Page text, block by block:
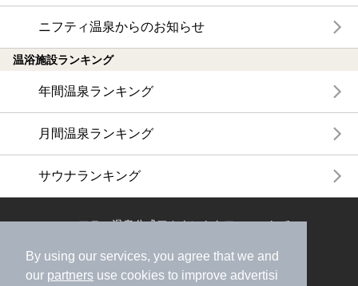
By using our services, you agree that we and
our partners use cookies to improve advertisi
ニフティ温泉からのお知らせ
温浴施設ランキング
年間温泉ランキング
月間温泉ランキング
サウナランキング
ニフティ温泉公式アカウントをフォローして